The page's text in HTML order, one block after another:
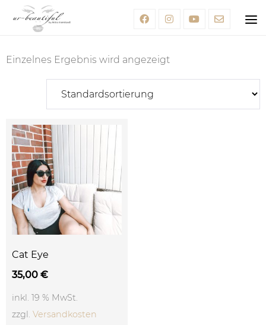
Einzelnes Ergebnis wird angezeigt
Cat Eye
35,00 €
inkl. 19 % MwSt.
zzgl. Versandkosten